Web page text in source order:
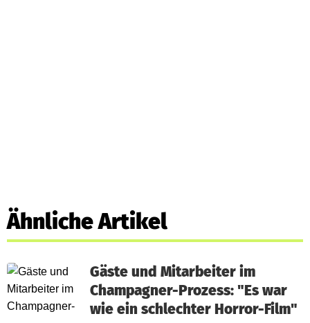
Ähnliche Artikel
Gäste und Mitarbeiter im
Champagner-Prozess: "Es war
wie ein schlechter Horror-Film"